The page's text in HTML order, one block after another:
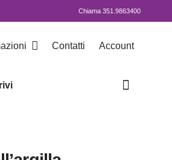
Chiama 351.9863400
Contatti Account